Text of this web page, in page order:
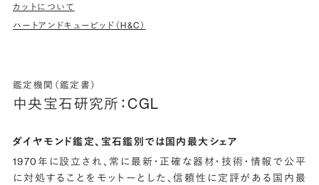
カットについて
ハートアンドキューピッド（H&C）
鑑定機関（鑑定書）
中央宝石研究所：CGL
ダイヤモンド鑑定、宝石鑑別では国内最大シェア
1970年に設立され、常に最新・正確な器材・技術・情報で公平
に対処することをモットーとした、信頼性に定評がある国内最